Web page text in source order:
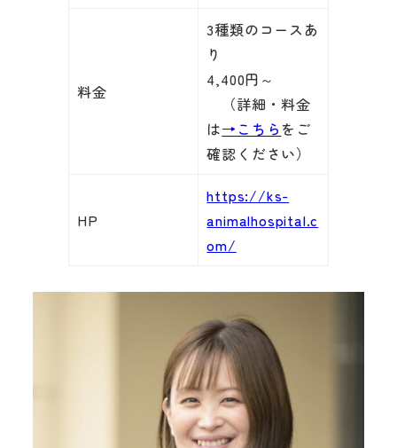
料金
3種類のコースあ
り
4,400円～
（詳細・料金
は→こちら をご
確認ください）
HP
https://ks-
animalhospital.c
om/